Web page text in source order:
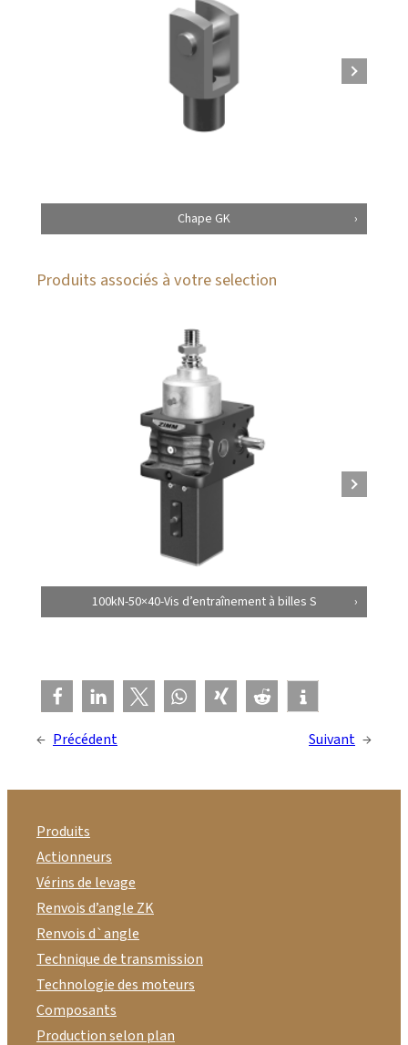
Chape GK
Produits associés à votre selection
100kN-50×40-Vis d’entraînement à billes S
← Précédent Suivant →
Produits
Actionneurs
Vérins de levage
Renvois d’angle ZK
Renvois d`angle
Technique de transmission
Technologie des moteurs
Composants
Production selon plan